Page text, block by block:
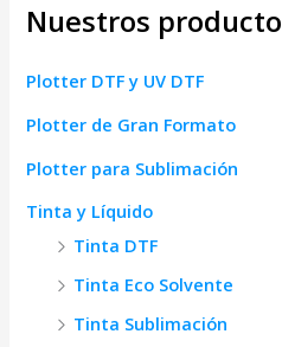
Nuestros producto
Plotter DTF y UV DTF
Plotter de Gran Formato
Plotter para Sublimación
Tinta y Líquido
Tinta DTF
Tinta Eco Solvente
Tinta Sublimación